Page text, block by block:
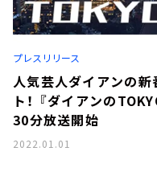
プレスリリース
人気芸人ダイアンの
ト！ 『ダイアンの
30分放送開始
2022.01.01